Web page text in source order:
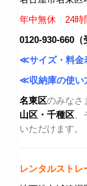
年中無休 24時
0120-930-660（
≪サイズ・料
≪収納庫の使
名東区のみなさ
山区・千種区
いただけます。
レンタルストレ